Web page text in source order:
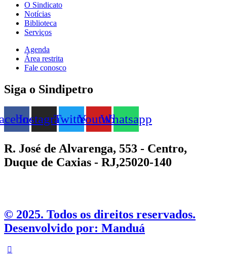
O Sindicato
Notícias
Biblioteca
Serviços
Agenda
Área restrita
Fale conosco
Siga o Sindipetro
InstagramTwitterYoutubeWhatsapp
R. José de Alvarenga, 553 - Centro,
Duque de Caxias - RJ,25020-140
©️ 2025. Todos os direitos reservados.
Desenvolvido por: Manduá